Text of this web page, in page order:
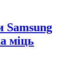
Samsung
міць